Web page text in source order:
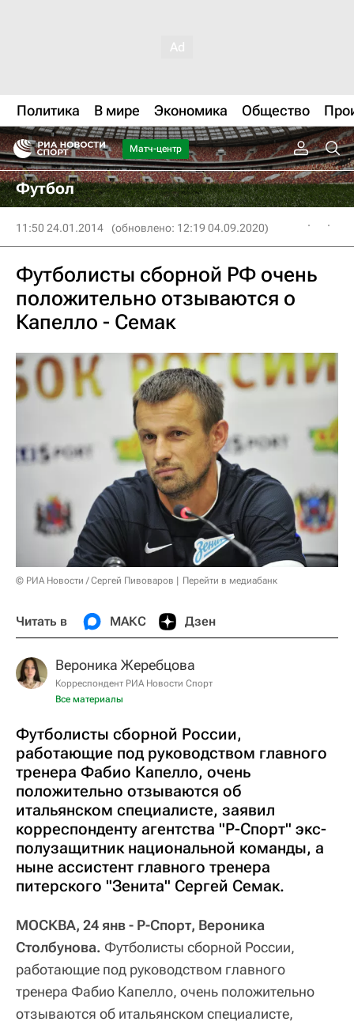
Политика В мире Экономика Общество
Матч-центр
Футбол
11:50 24.01.2014 (обновлено: 12:19 04.09.2020)
Футболисты сборной РФ очень
положительно отзываются о
Капелло - Семак
© РИА Новости / Сергей Пивоваров Перейти в медиабанк
Читать в МАКС Дзен
Вероника Жеребцова
Корреспондент РИА Новости Спорт
Все материалы
Футболисты сборной России,
работающие под руководством главного
тренера Фабио Капелло, очень
положительно отзываются об
итальянском специалисте, заявил
корреспонденту агентства "Р-Спорт" экс-
полузащитник национальной команды, а
ныне ассистент главного тренера
питерского "Зенита" Сергей Семак.
МОСКВА, 24 янв - Р-Спорт, Вероника
Столбунова. Футболисты сборной России,
работающие под руководством главного
тренера Фабио Капелло, очень положительно
отзываются об итальянском специалисте,